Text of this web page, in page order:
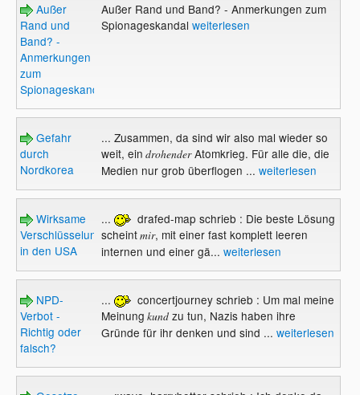
Außer
Rand und
Band? -
Anmerkungen
zum
Spionageskandal
Außer Rand und Band? - Anmerkungen zum
Spionageskandal weiterlesen
Gefahr
durch
Nordkorea
... Zusammen, da sind wir also mal wieder so
weit, ein drohenderAtomkrieg. Für alle die, die
Medien nur grob überflogen ... weiterlesen
Wirksame
Verschlüsselung
in den USA
...
drafed-map schrieb : Die beste Lösung
scheintmir, mit einer fast komplett leeren
internen und einer gä... weiterlesen
NPD-
Verbot -
Richtig oder
falsch?
...
concertjourney schrieb : Um mal meine
Meinung kundzu tun, Nazis haben ihre
Gründe für ihr denken und sind ... weiterlesen